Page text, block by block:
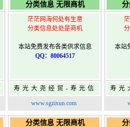
分类信息 无限商机
茫茫网海何处有生意
分类信息处处是商机
本站免费发布各类供求信息
QQ：80064517
寿光大尧经贸-寿光信
息网-免费信息发布网-
www.sgzixun.com
本站
寿光
息网
分类信息 无限商机